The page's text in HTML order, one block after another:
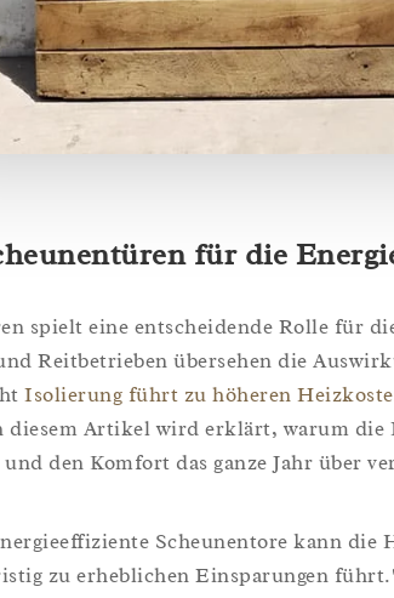
für die
spielt eine entscheidende Rolle für
Reitbetrieben übersehen die
Isolierung führt zu höheren
diesem Artikel wird erklärt, warum
den Komfort das ganze Jahr über
Scheunentore kann die
zu erheblichen Einsparungen